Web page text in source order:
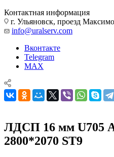
Контактная информация
г. Ульяновск, проезд
info@uralserv.com
Вконтакте
Telegram
MAX
ЛДСП 16 мм U705
2800*2070 ST9